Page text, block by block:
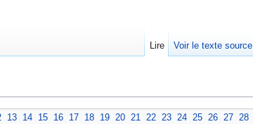
13 14 15 16 17 18 19 20 21 22 23 24 25 26 27 28
Lire Voir le texte source